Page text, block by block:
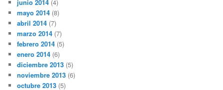
junio 2014 (4)
mayo 2014 (8)
abril 2014 (7)
marzo 2014 (7)
febrero 2014 (5)
enero 2014 (6)
diciembre 2013 (5)
noviembre 2013 (6)
octubre 2013 (5)